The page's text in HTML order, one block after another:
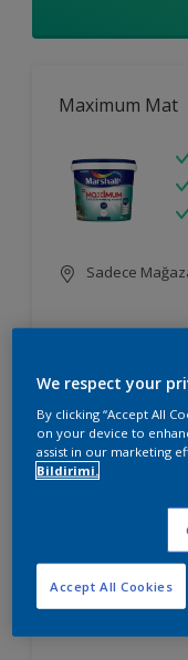
Maximum Mat
Sadece
Silikonlu İpek
We respect your
By clicking “Accept All
on your device to
assist in our marketing
Bildirimi.
Accept All Cookies